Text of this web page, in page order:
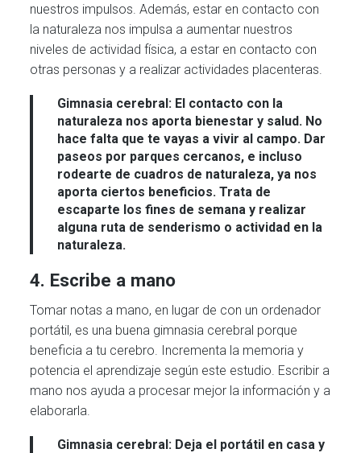
nuestros impulsos. Además, estar en contacto con
la naturaleza nos impulsa a aumentar nuestros
niveles de actividad física, a estar en contacto con
otras personas y a realizar actividades placenteras.
Gimnasia cerebral: El contacto con la
naturaleza nos aporta bienestar y salud. No
hace falta que te vayas a vivir al campo. Dar
paseos por parques cercanos, e incluso
rodearte de cuadros de naturaleza, ya nos
aporta ciertos beneficios. Trata de
escaparte los fines de semana y realizar
alguna ruta de senderismo o actividad en la
naturaleza.
4. Escribe a mano
Tomar notas a mano, en lugar de con un ordenador
portátil, es una buena gimnasia cerebral porque
beneficia a tu cerebro. Incrementa la memoria y
potencia el aprendizaje según este estudio. Escribir a
mano nos ayuda a procesar mejor la información y a
elaborarla.
Gimnasia cerebral: Deja el portátil en casa y